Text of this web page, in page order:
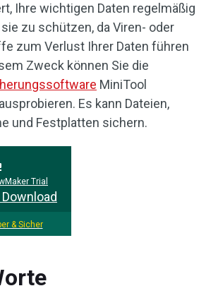
Ihre wichtigen Daten regelmäßig
zu schützen, da Viren- oder
zum Verlust Ihrer Daten führen
Zweck können Sie die
MiniTool
Es kann Dateien,
und Festplatten sichern.
Trial
& Sicher